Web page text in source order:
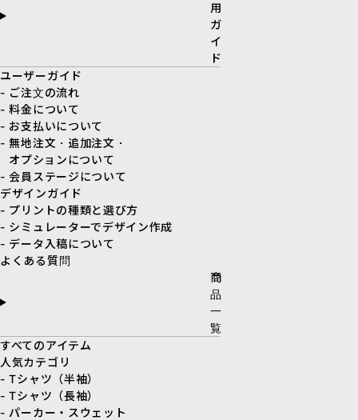
用
ガ
イ
ド
ユーザーガイド
- ご注文の流れ
- 料金について
- お支払いについて
- 無地注文・追加注文・
オプションについて
- 会員ステージについて
デザインガイド
- プリントの種類と選び方
- シミュレーターでデザイン作成
- データ入稿について
よくある質問
商
品
一
覧
すべてのアイテム
人気カテゴリ
- Tシャツ（半袖）
- Tシャツ（長袖）
- パーカー・スウェット